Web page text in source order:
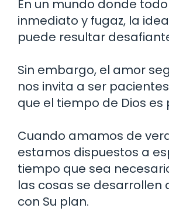
En un mundo donde
inmediato y fugaz, la
puede resultar
Sin embargo, el amor
nos invita a ser
que el tiempo de Dios es
Cuando amamos de
estamos dispuestos a
tiempo que sea
las cosas se desarrollen
con Su plan.